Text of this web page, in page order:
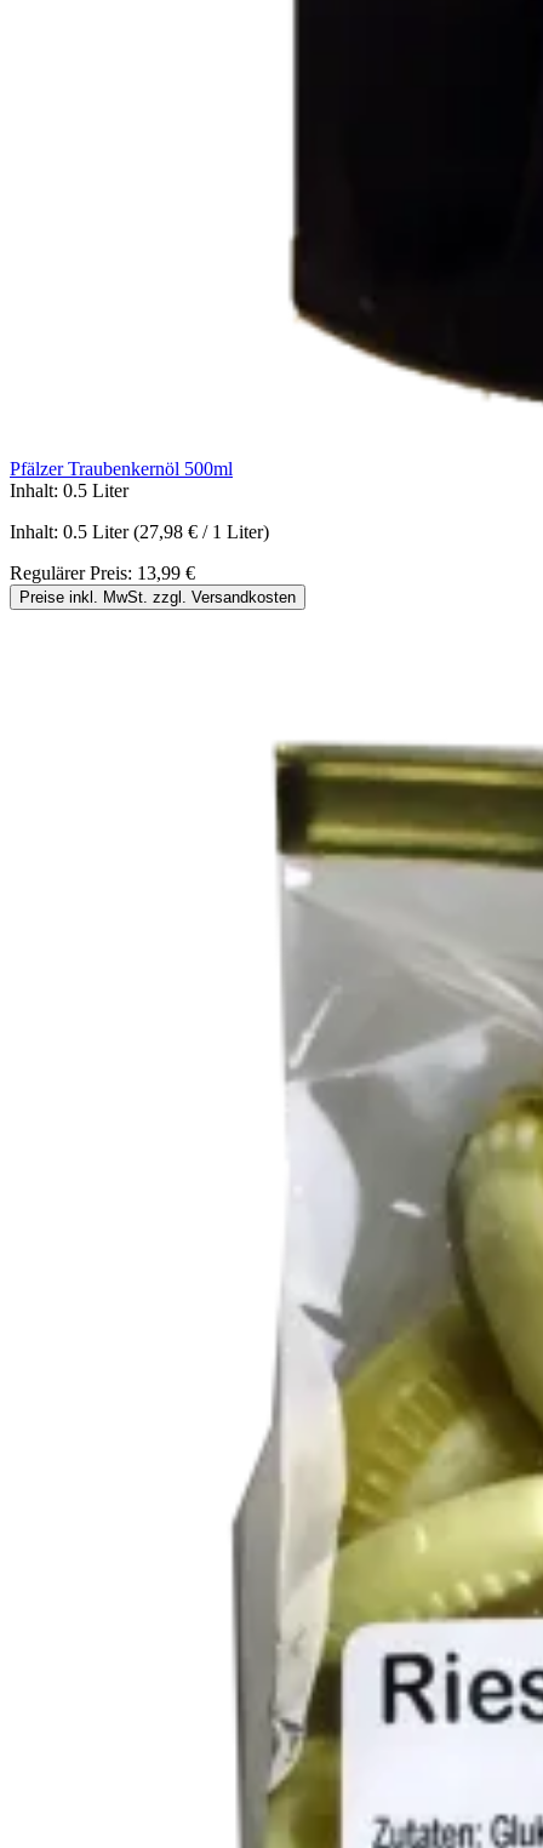
Pfälzer Traubenkernöl 500ml
Inhalt: 0.5 Liter
Inhalt: 0.5 Liter(27,98 € / 1 Liter)
Regulärer Preis: 13,99 €
Preise inkl. MwSt. zzgl. Versandkosten